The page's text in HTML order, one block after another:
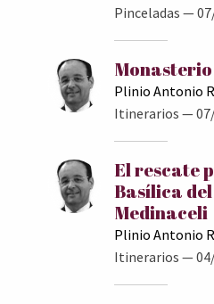
Pinceladas —
Plinio Antonio
Itinerarios —
El rescate
Basílica
Medinaceli
Plinio Antonio
Itinerarios —